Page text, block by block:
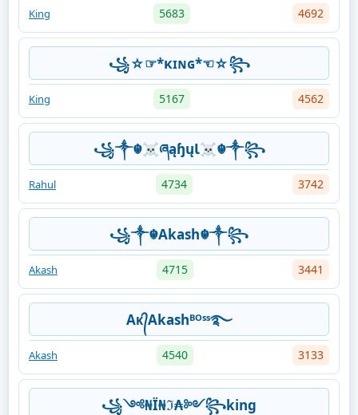
King 5683 4692
꧁☆☞*κɪɴɢ*☜☆꧂
King 5167 4562
꧁༒☬☠ཞąɧųƖ☠︎☬༒꧂
Rahul 4734 3742
꧁༒☬Akash☬༒꧂
Akash 4715 3441
Aᴋ᭄Akashᴮᴼˢˢ࿐
Akash 4540 3133
꧁༺₦Ї₦ℑ₳༻꧂king